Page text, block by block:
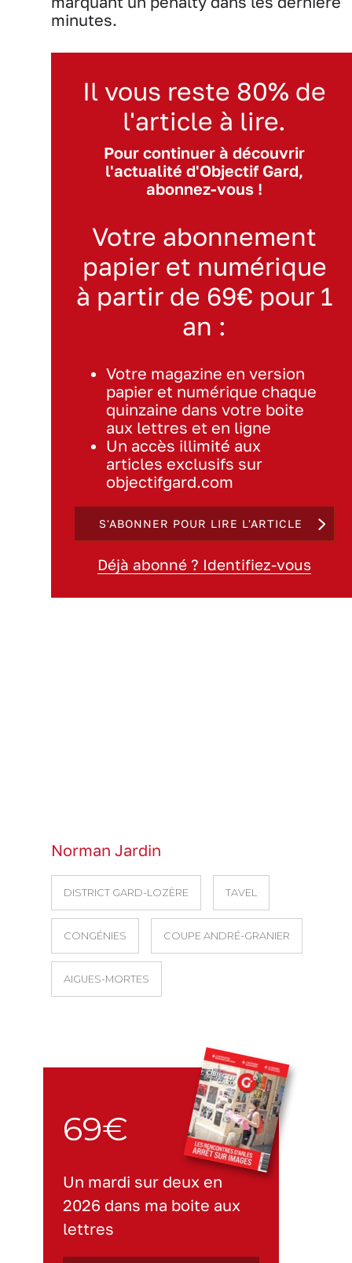
minutes.
Il vous reste 80% de
l'article à lire.
Pour continuer à découvrir
l'actualité d'Objectif Gard,
abonnez-vous !
Votre abonnement
papier et numérique
à partir de 69€ pour 1
an :
Votre magazine en version
papier et numérique chaque
quinzaine dans votre boite
aux lettres et en ligne
Un accès illimité aux
articles exclusifs sur
objectifgard.com
S'ABONNER POUR LIRE L'ARTICLE
Déjà abonné ? Identifiez-vous
Norman Jardin
DISTRICT GARD-LOZÈRE TAVEL
CONGÉNIES COUPE ANDRÉ-GRANIER
AIGUES-MORTES
69€
Un mardi sur deux en
2026 dans ma boite aux
lettres